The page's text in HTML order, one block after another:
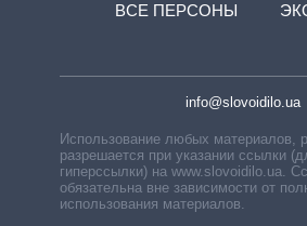
ВСЕ ПЕРСОНЫ
info@slovoidilo.ua
Использование любых материалов,
разрешается при указании ссылки
гиперссылки) на www.slovoidilo.ua.
обязательна вне зависимости от
использования материалов.